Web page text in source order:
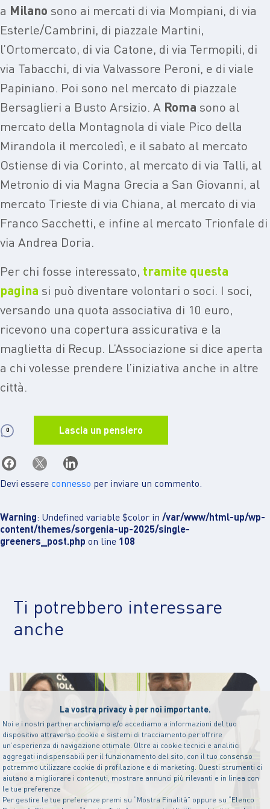
La vostra privacy è per noi importante.
Noi e i nostri partner archiviamo e/o accediamo a informazioni del tuo
dispositivo attraverso cookie e sistemi di tracciamento per offrire
un’esperienza di navigazione ottimale. Oltre ai cookie tecnici e analitici
aggregati indispensabili per il funzionamento del sito, con il tuo consenso
potremmo utilizzare cookie di profilazione e di marketing. Questi strumenti ci
aiutano a migliorare i contenuti, mostrare annunci più rilevanti e in linea con
le tue preferenze
Per gestire le tue preferenze premi su “Mostra Finalità” oppure su “Elenco
a Milano sono ai mercati di via Mompiani, di via
Esterle/Cambrini, di piazzale Martini,
l’Ortomercato, di via Catone, di via Termopili, di
via Tabacchi, di via Valvassore Peroni, e di viale
Papiniano. Poi sono nel mercato di piazzale
Bersaglieri a Busto Arsizio. A Roma sono al
mercato della Montagnola di viale Pico della
Mirandola il mercoledì, e il sabato al mercato
Ostiense di via Corinto, al mercato di via Talli, al
Metronio di via Magna Grecia a San Giovanni, al
mercato Trieste di via Chiana, al mercato di via
Franco Sacchetti, e infine al mercato Trionfale di
via Andrea Doria.
Per chi fosse interessato, tramite questa
pagina si può diventare volontari o soci. I soci,
versando una quota associativa di 10 euro,
ricevono una copertura assicurativa e la
maglietta di Recup. L’Associazione si dice aperta
a chi volesse prendere l’iniziativa anche in altre
città.
0 Lascia un pensiero
Devi essereconnesso per inviare un commento.
Warning: Undefined variable $color in /var/www/html-up/wp-
content/themes/sorgenia-up-2025/single-
greeners_post.php on line 108
Ti potrebbero interessare
anche